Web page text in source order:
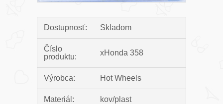
Dostupnosť: Skladom
Číslo
produktu:
xHonda 358
Výrobca: Hot Wheels
Materiál: kov/plast